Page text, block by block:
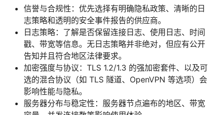
信誉与合规性：优先选择有明确隐私政策、清晰的日
志策略和透明的安全事件报告的供应商。
日志策略：了解是否保留连接日志、使用日志、时间
戳、带宽等信息。无日志策略并非绝对，但应有公开
告知并且符合地区法律要求。
加密强度与协议：TLS 1.2/1.3 的强加密套件、以及可
选的混合协议（如 TLS 隧道、OpenVPN 等选项）会
影响性能与隐私。
服务器分布与稳定性：服务器节点遍布的地区、带宽